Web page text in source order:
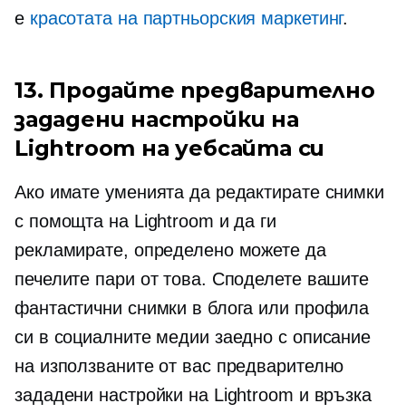
е красотата на партньорския маркетинг.
13. Продайте предварително
зададени настройки на
Lightroom на уебсайта си
Ако имате уменията да редактирате снимки
с помощта на Lightroom и да ги
рекламирате, определено можете да
печелите пари от това. Споделете вашите
фантастични снимки в блога или профила
си в социалните медии заедно с описание
на използваните от вас предварително
зададени настройки на Lightroom и връзка